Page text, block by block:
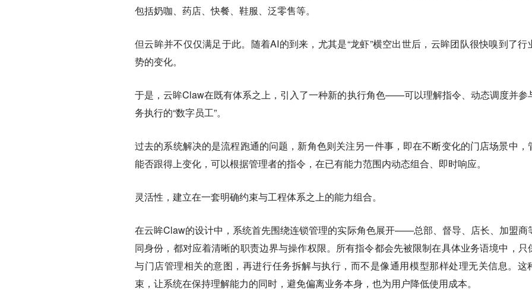
包括奶咖、药店、快餐、鞋服、泛零售等。
但云眸并不仅仅满足于此。随着AI的到来，尤其是“龙虾”横空出世后，云眸团队很快嗅到了行
势的变化。
于是，云眸Claw在既有体系之上，引入了一种新的执行角色——可以理解指令、动态调度并参
务执行的“数字员工”。
过去的系统解决的是流程跑通的问题，新角色则关注另一件事，即在不断变化的门店场景中，
能否跟得上变化，可以根据管理者的指令，在已有能力范围内动态组合、即时响应。
灵活性，建立在一套明确约束与工程体系之上的能力组合。
在云眸Claw的设计中，系统首先围绕连锁管理的实际角色展开——总部、督导、店长、加盟商
同身份，都对应着清晰的职责边界与操作权限。所有指令都会先被限制在具体业务语境中，只
与门店管理相关的意图，再进行任务拆解与执行，而不是像通用模型那样处理无关信息。这
束，让系统在保持理解能力的同时，避免偏离业务本身，也为用户降低使用成本。